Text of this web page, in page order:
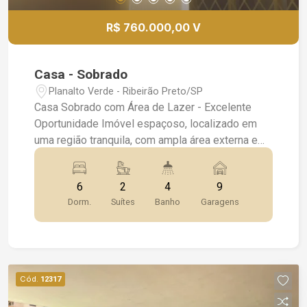
oportunidade de adquirir o seu novo lar!
R$ 760.000,00 V
Casa - Sobrado
Planalto Verde - Ribeirão Preto/SP
Casa Sobrado com Área de Lazer - Excelente
Oportunidade Imóvel espaçoso, localizado em
uma região tranquila, com ampla área externa e
diversas comodidades. Características da Casa:
2 Terrenos, oferecendo grande área construída e
espaço livre. 6 Dormitórios no total, todos com
Sacada, proporcionando excelente ventilação e
vista. 1 Suíte, com acabamento de alta qualidade.
momentos de relaxamento. 3 Salas: Sala de TV,
Sala de Jantar e Sala de Estar, oferecendo amplo
6
Dorm.
2
Suítes
4
Banho
9
Garagens
Cód. 12317